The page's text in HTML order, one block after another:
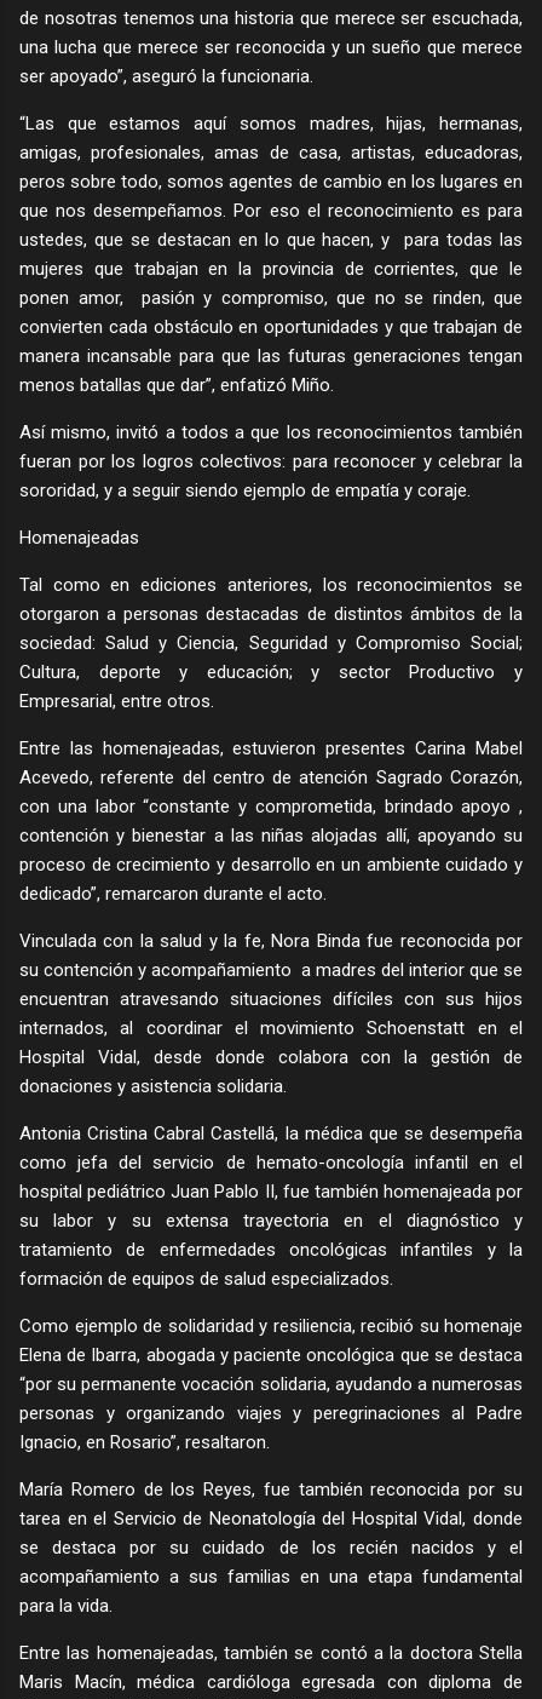
de nosotras tenemos una historia que merece ser escuchada,
una lucha que merece ser reconocida y un sueño que merece
ser apoyado”, aseguró la funcionaria.
“Las que estamos aquí somos madres, hijas, hermanas,
amigas, profesionales, amas de casa, artistas, educadoras,
peros sobre todo, somos agentes de cambio en los lugares en
que nos desempeñamos. Por eso el reconocimiento es para
ustedes, que se destacan en lo que hacen, y para todas las
mujeres que trabajan en la provincia de corrientes, que le
ponen amor, pasión y compromiso, que no se rinden, que
convierten cada obstáculo en oportunidades y que trabajan de
manera incansable para que las futuras generaciones tengan
menos batallas que dar”, enfatizó Miño.
Así mismo, invitó a todos a que los reconocimientos también
fueran por los logros colectivos: para reconocer y celebrar la
sororidad, y a seguir siendo ejemplo de empatía y coraje.
Homenajeadas
Tal como en ediciones anteriores, los reconocimientos se
otorgaron a personas destacadas de distintos ámbitos de la
sociedad: Salud y Ciencia, Seguridad y Compromiso Social;
Cultura, deporte y educación; y sector Productivo y
Empresarial, entre otros.
Entre las homenajeadas, estuvieron presentes Carina Mabel
Acevedo, referente del centro de atención Sagrado Corazón,
con una labor “constante y comprometida, brindado apoyo ,
contención y bienestar a las niñas alojadas allí, apoyando su
proceso de crecimiento y desarrollo en un ambiente cuidado y
dedicado”, remarcaron durante el acto.
Vinculada con la salud y la fe, Nora Binda fue reconocida por
su contención y acompañamiento a madres del interior que se
encuentran atravesando situaciones difíciles con sus hijos
internados, al coordinar el movimiento Schoenstatt en el
Hospital Vidal, desde donde colabora con la gestión de
donaciones y asistencia solidaria.
Antonia Cristina Cabral Castellá, la médica que se desempeña
como jefa del servicio de hemato-oncología infantil en el
hospital pediátrico Juan Pablo II, fue también homenajeada por
su labor y su extensa trayectoria en el diagnóstico y
tratamiento de enfermedades oncológicas infantiles y la
formación de equipos de salud especializados.
Como ejemplo de solidaridad y resiliencia, recibió su homenaje
Elena de Ibarra, abogada y paciente oncológica que se destaca
“por su permanente vocación solidaria, ayudando a numerosas
personas y organizando viajes y peregrinaciones al Padre
Ignacio, en Rosario”, resaltaron.
María Romero de los Reyes, fue también reconocida por su
tarea en el Servicio de Neonatología del Hospital Vidal, donde
se destaca por su cuidado de los recién nacidos y el
acompañamiento a sus familias en una etapa fundamental
para la vida.
Entre las homenajeadas, también se contó a la doctora Stella
Maris Macín, médica cardióloga egresada con diploma de